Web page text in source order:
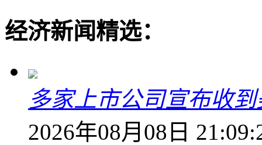
经济新闻精选：
多家上市公司宣布收
2026年08月08日